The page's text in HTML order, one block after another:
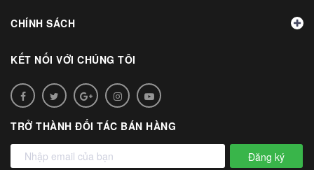
CHÍNH SÁCH
KẾT NỐI VỚI CHÚNG TÔI
TRỞ THÀNH ĐỐI TÁC BÁN HÀNG
Đăng ký